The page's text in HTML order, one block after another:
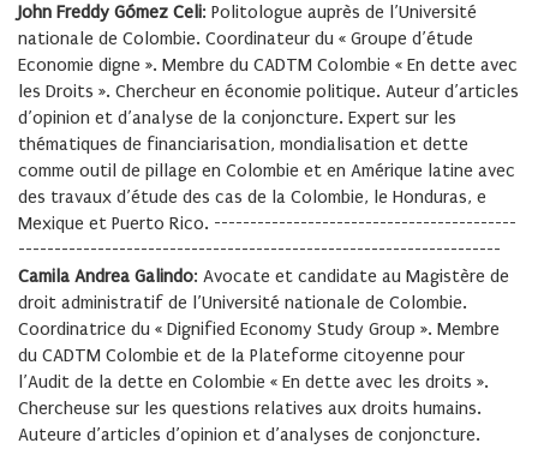
John Freddy Gómez Celi: Politologue auprès de l’Université
nationale de Colombie. Coordinateur du « Groupe d’étude
Economie digne ». Membre du CADTM Colombie « En dette avec
les Droits ». Chercheur en économie politique. Auteur d’articles
d’opinion et d’analyse de la conjoncture. Expert sur les
thématiques de financiarisation, mondialisation et dette
comme outil de pillage en Colombie et en Amérique latine avec
des travaux d’étude des cas de la Colombie, le Honduras, e
Mexique et Puerto Rico. ------------------------------------------
-------------------------------------------------------------------
Camila Andrea Galindo: Avocate et candidate au Magistère de
droit administratif de l’Université nationale de Colombie.
Coordinatrice du « Dignified Economy Study Group ». Membre
du CADTM Colombie et de la Plateforme citoyenne pour
l’Audit de la dette en Colombie « En dette avec les droits ».
Chercheuse sur les questions relatives aux droits humains.
Auteure d’articles d’opinion et d’analyses de conjoncture.